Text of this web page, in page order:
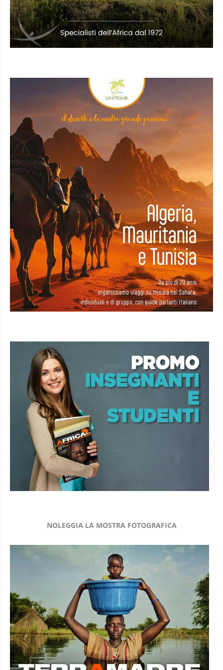
NOLEGGIA LA MOSTRA FOTOGRAFICA